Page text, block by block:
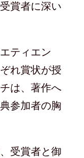
賞者に深い
ティエン
れ賞状が授
は、著作へ
参加者の胸
受賞者と御